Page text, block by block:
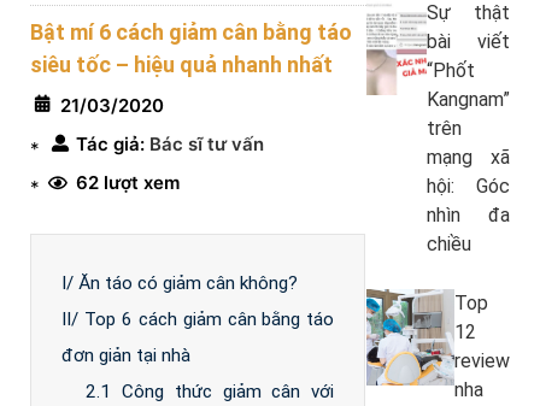
Bật mí 6 cách giảm cân bằng táo
siêu tốc – hiệu quả nhanh nhất
21/03/2020
*
Tác giả: Bác sĩ tư vấn
*
62 lượt xem
I/ Ăn táo có giảm cân không?
II/ Top 6 cách giảm cân bằng táo
đơn giản tại nhà
2.1 Công thức giảm cân với
Sự thật
bài viết
“Phốt
Kangnam”
trên
mạng xã
hội: Góc
nhìn đa
chiều
Top
12
review
nha